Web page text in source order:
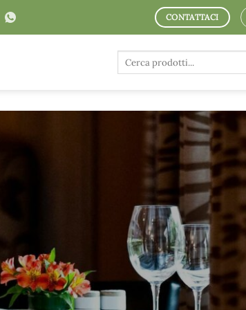
CONTATTACI
Cerca: